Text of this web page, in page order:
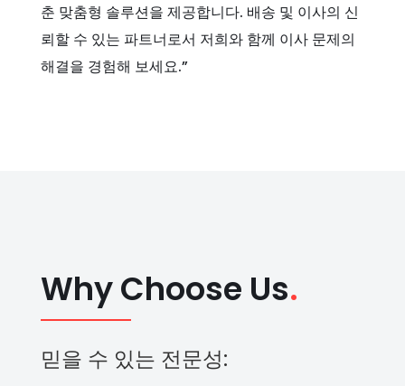
춘 맞춤형 솔루션을 제공합니다. 배송 및 이사의 신
뢰할 수 있는 파트너로서 저희와 함께 이사 문제의
해결을 경험해 보세요.”
Why Choose Us.
믿을 수 있는 전문성: